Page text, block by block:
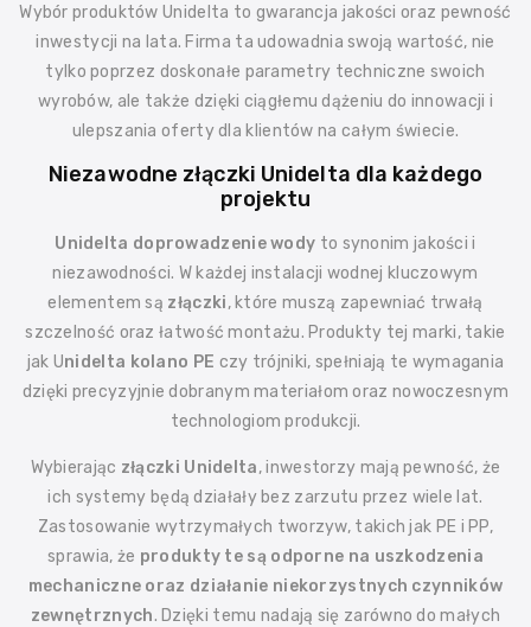
Wybór produktów Unidelta to gwarancja jakości oraz pewność
inwestycji na lata. Firma ta udowadnia swoją wartość, nie
tylko poprzez doskonałe parametry techniczne swoich
wyrobów, ale także dzięki ciągłemu dążeniu do innowacji i
ulepszania oferty dla klientów na całym świecie.
Niezawodne złączki Unidelta dla każdego
projektu
Unidelta doprowadzenie wody to synonim jakości i
niezawodności. W każdej instalacji wodnej kluczowym
elementem są złączki, które muszą zapewniać trwałą
szczelność oraz łatwość montażu. Produkty tej marki, takie
jak Unidelta kolano PE czy trójniki, spełniają te wymagania
dzięki precyzyjnie dobranym materiałom oraz nowoczesnym
technologiom produkcji.
Wybierając złączki Unidelta, inwestorzy mają pewność, że
ich systemy będą działały bez zarzutu przez wiele lat.
Zastosowanie wytrzymałych tworzyw, takich jak PE i PP,
sprawia, że produkty te są odporne na uszkodzenia
mechaniczne oraz działanie niekorzystnych czynników
zewnętrznych. Dzięki temu nadają się zarówno do małych